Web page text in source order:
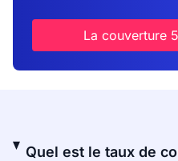
La couverture
Quel est le taux de